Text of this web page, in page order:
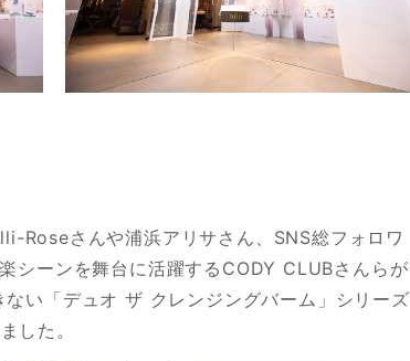
Roseさんや浦浜アリサさん、SNS総フォロワ
シーンを舞台に活躍するCODY CLUBさんらが
い「デュオ ザ クレンジングバーム」シリーズ
した。